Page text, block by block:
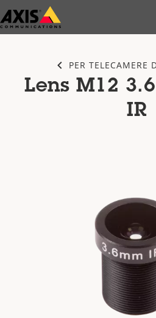
Salta
al
PER TELECAMERE
Lens M12
IR